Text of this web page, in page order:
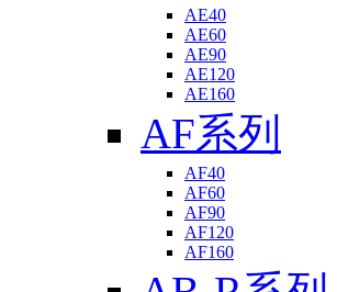
AE40
AE60
AE90
AE120
AE160
AF系列
AF40
AF60
AF90
AF120
AF160